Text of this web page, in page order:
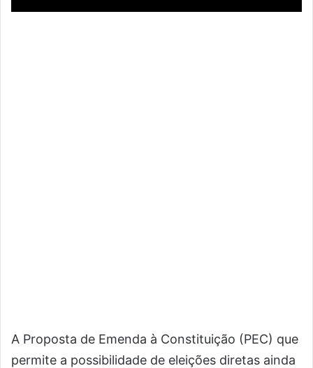
A Proposta de Emenda à Constituição (PEC) que
permite a possibilidade de eleições diretas ainda